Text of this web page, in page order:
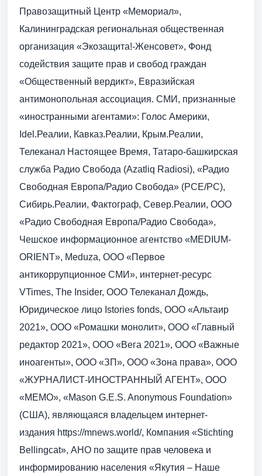
Правозащитный Центр «Мемориал»,
Калининградская региональная общественная
организация «Экозащита!-Женсовет», Фонд
содействия защите прав и свобод граждан
«Общественный вердикт», Евразийская
антимонопольная ассоциация. СМИ, признанные
«иностранными агентами»: Голос Америки,
Idel.Реалии, Кавказ.Реалии, Крым.Реалии,
Телеканал Настоящее Время, Татаро-башкирская
служба Радио Свобода (Azatliq Radiosi), «Радио
Свободная Европа/Радио Свобода» (PCE/PC),
Сибирь.Реалии, Фактограф, Север.Реалии, ООО
«Радио Свободная Европа/Радио Свобода»,
Чешское информационное агентство «MEDIUM-
ORIENT», Meduza, ООО «Первое
антикоррупционное СМИ», интернет-ресурс
VTimes, The Insider, ООО Телеканал Дождь,
Юридическое лицо Istories fonds, ООО «Альтаир
2021», ООО «Ромашки монолит», ООО «Главный
редактор 2021», ООО «Вега 2021», ООО «Важные
иноагенты», ООО «ЗП», ООО «Зона права», ООО
«ЖУРНАЛИСТ-ИНОСТРАННЫЙ АГЕНТ», ООО
«МЕМО», «Mason G.E.S. Anonymous Foundation»
(США), являющаяся владельцем интернет-
издания https://mnews.world/, Компания «Stichting
Bellingcat», АНО по защите прав человека и
информированию населения «Якутия – Наше